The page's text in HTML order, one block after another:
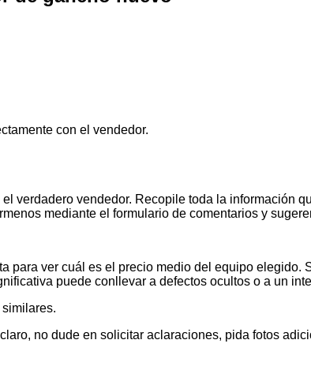
con el vendedor.
verdadero vendedor. Recopile toda la información
mediante el formulario de comentarios y
para ver cuál es el precio medio del equipo elegido.
puede conllevar a defectos ocultos o a un
no dude en solicitar aclaraciones, pida fotos